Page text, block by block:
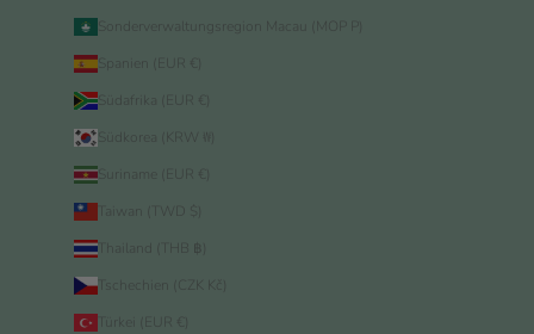
Sonderverwaltungsregion Macau (MOP P)
Spanien (EUR €)
Südafrika (EUR €)
Südkorea (KRW ₩)
Suriname (EUR €)
Taiwan (TWD $)
Thailand (THB ฿)
Tschechien (CZK Kč)
Türkei (EUR €)